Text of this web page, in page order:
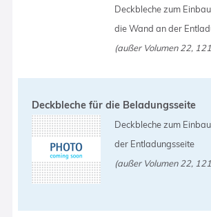
Deckbleche zum
die Wand an der
(außer Volumen 22,
Deckbleche für die Beladungsseite
Deckbleche zum
der Entladungsseite
(außer Volumen 22,